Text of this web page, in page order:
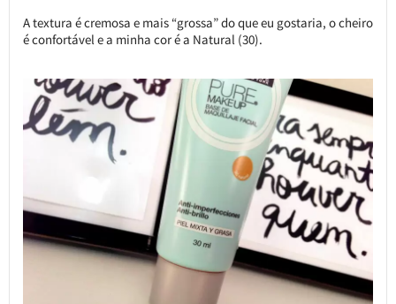
A textura é cremosa e mais “grossa” do que eu gostaria, o cheiro
é confortável e a minha cor é a Natural (30).